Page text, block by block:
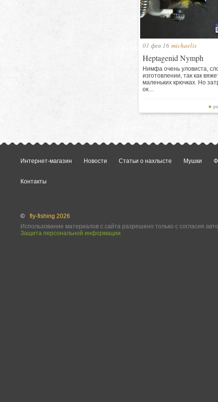
01 фев 16 michaelis
Heptagenid Nymph
Нимфа очень уловиста,
изготовлении, так как
маленьких крючках. Но
ок…
Интернет-магазин Новости Статьи о нахлысте Мушки
Контакты
©
fly-fishing 2026
Использование материалов с сайта разрешено только с согласия
Защита персональной информации